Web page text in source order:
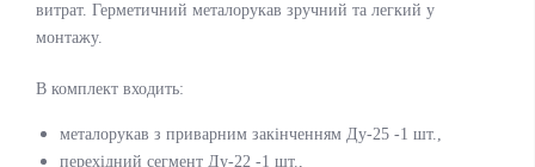
витрат. Герметичний металорукав зручний та легкий у
монтажу.
В комплект входить:
металорукав з приварним закінченням Ду-25 -1 шт.,
перехідний сегмент Ду-22 -1 шт.,